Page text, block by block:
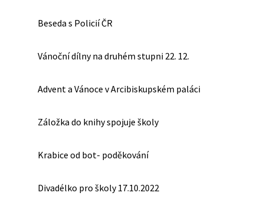
Beseda s Policií ČR
Vánoční dílny na druhém stupni 22. 12.
Advent a Vánoce v Arcibiskupském paláci
Záložka do knihy spojuje školy
Krabice od bot- poděkování
Divadélko pro školy 17.10.2022